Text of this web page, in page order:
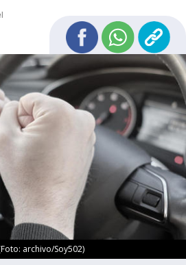
archivo/Soy502)